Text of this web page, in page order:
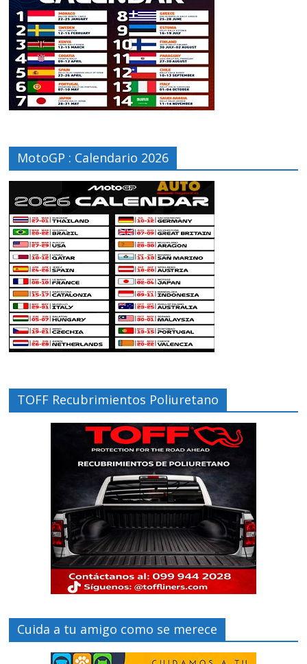
MotoGP : Calendario 2026
TOFF Recubrimientos Poliuretano
Cuida a tu amigo como se merece